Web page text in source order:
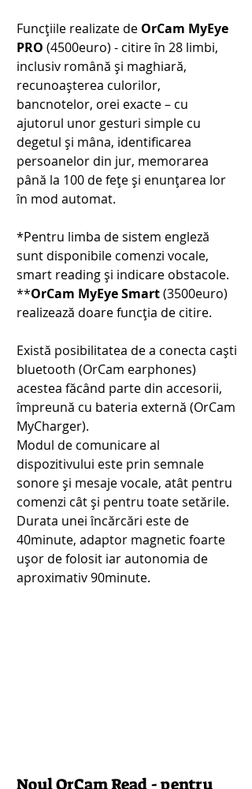
Funcțiile realizate de OrCam MyEye
PRO (4500euro) - citire în 28 limbi,
inclusiv română și maghiară,
recunoașterea culorilor,
bancnotelor, orei exacte – cu
ajutorul unor gesturi simple cu
degetul și mâna, identificarea
persoanelor din jur, memorarea
până la 100 de fețe și enunțarea lor
în mod automat.
*Pentru limba de sistem engleză
sunt disponibile comenzi vocale,
smart reading și indicare obstacole.
**OrCam MyEye Smart (3500euro)
realizează doare funcția de citire.
Există posibilitatea de a conecta caști
bluetooth (OrCam earphones)
acestea făcând parte din accesorii,
împreună cu bateria externă (OrCam
MyCharger).
Modul de comunicare al
dispozitivului este prin semnale
sonore și mesaje vocale, atât pentru
comenzi cât și pentru toate setările.
Durata unei încărcări este de
40minute, adaptor magnetic foarte
ușor de folosit iar autonomia de
aproximativ 90minute.
Noul OrCam Read - pentru